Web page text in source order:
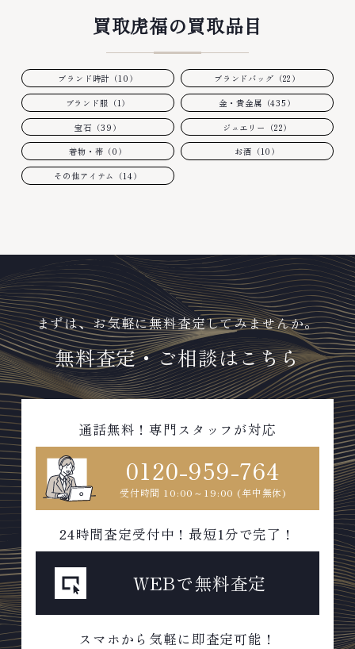
買取虎福の買取品目
ブランド時計（10） ブランドバッグ（22）
ブランド服（1） 金・貴金属（435）
宝石（39） ジュエリー（22）
着物・帯（0） お酒（10）
その他アイテム（14）
まずは、お気軽に無料査定してみませんか。
無料査定・ご相談はこちら
通話無料！専門スタッフが対応
0120-959-764
受付時間 10:00～19:00 (年中無休)
24時間査定受付中！最短1分で完了！
WEBで無料査定
スマホから気軽に即査定可能！